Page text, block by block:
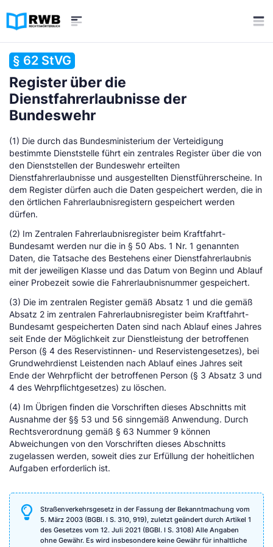
§ 62 StVG
Register über die
Dienstfahrerlaubnisse der
Bundeswehr
(1) Die durch das Bundesministerium der Verteidigung
bestimmte Dienststelle führt ein zentrales Register über die von
den Dienststellen der Bundeswehr erteilten
Dienstfahrerlaubnisse und ausgestellten Dienstführerscheine. In
dem Register dürfen auch die Daten gespeichert werden, die in
den örtlichen Fahrerlaubnisregistern gespeichert werden
dürfen.
(2) Im Zentralen Fahrerlaubnisregister beim Kraftfahrt-
Bundesamt werden nur die in § 50 Abs. 1 Nr. 1 genannten
Daten, die Tatsache des Bestehens einer Dienstfahrerlaubnis
mit der jeweiligen Klasse und das Datum von Beginn und Ablauf
einer Probezeit sowie die Fahrerlaubnisnummer gespeichert.
(3) Die im zentralen Register gemäß Absatz 1 und die gemäß
Absatz 2 im zentralen Fahrerlaubnisregister beim Kraftfahrt-
Bundesamt gespeicherten Daten sind nach Ablauf eines Jahres
seit Ende der Möglichkeit zur Dienstleistung der betroffenen
Person (§ 4 des Reservistinnen- und Reservistengesetzes), bei
Grundwehrdienst Leistenden nach Ablauf eines Jahres seit
Ende der Wehrpflicht der betroffenen Person (§ 3 Absatz 3 und
4 des Wehrpflichtgesetzes) zu löschen.
(4) Im Übrigen finden die Vorschriften dieses Abschnitts mit
Ausnahme der §§ 53 und 56 sinngemäß Anwendung. Durch
Rechtsverordnung gemäß § 63 Nummer 9 können
Abweichungen von den Vorschriften dieses Abschnitts
zugelassen werden, soweit dies zur Erfüllung der hoheitlichen
Aufgaben erforderlich ist.
Straßenverkehrsgesetz in der Fassung der Bekanntmachung vom
5. März 2003 (BGBl. I S. 310, 919), zuletzt geändert durch Artikel 1
des Gesetzes vom 12. Juli 2021 (BGBl. I S. 3108) Alle Angaben
ohne Gewähr. Es wird insbesondere keine Gewähr für inhaltliche